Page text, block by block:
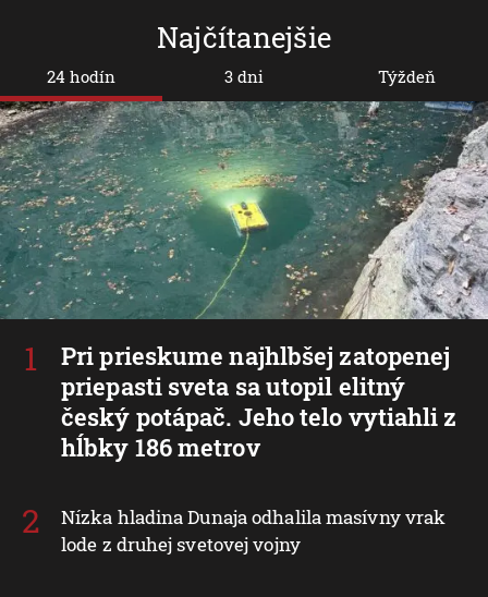
Najčítanejšie
24 hodín
Pri prieskume najhlbšej zatopenej
priepasti sveta sa utopil elitný
český potápač. Jeho telo vytiahli z
hĺbky 186 metrov
Nízka hladina Dunaja odhalila masívny vrak
lode z druhej svetovej vojny
3 dni Týždeň